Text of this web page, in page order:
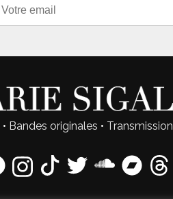
• Bandes originales • Transmission